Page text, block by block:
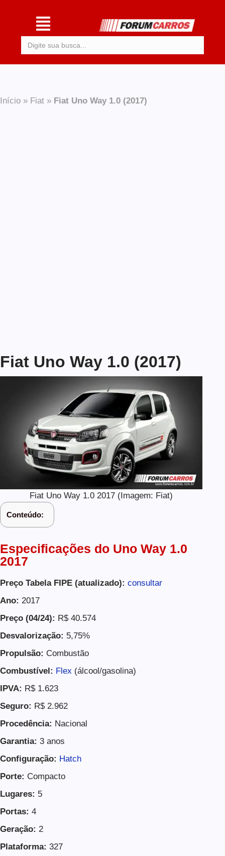
Início » Fiat » Fiat Uno Way 1.0 (2017)
Fiat Uno Way 1.0 (2017)
Fiat Uno Way 1.0 2017 (Imagem: Fiat)
Conteúdo:
Especificações do Uno Way 1.0
2017
Preço Tabela FIPE (atualizado): consultar
Ano: 2017
Preço (04/24): R$ 40.574
Desvalorização: 5,75%
Propulsão: Combustão
Combustível: Flex (álcool/gasolina)
IPVA: R$ 1.623
Seguro: R$ 2.962
Procedência: Nacional
Garantia: 3 anos
Configuração: Hatch
Porte: Compacto
Lugares: 5
Portas: 4
Geração: 2
Plataforma: 327